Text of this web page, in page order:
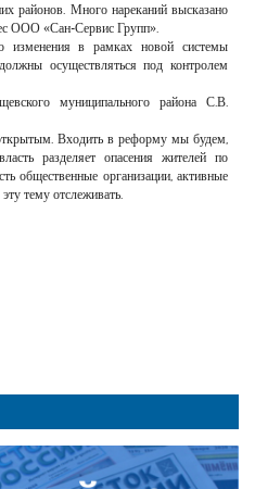
районов. Много нареканий высказано
ООО «Сан-Сервис Групп».
изменения в рамках новой системы
осуществляться под контролем
муниципального района С.В.
Входить в реформу мы будем,
разделяет опасения жителей по
общественные организации, активные
тему отслеживать.